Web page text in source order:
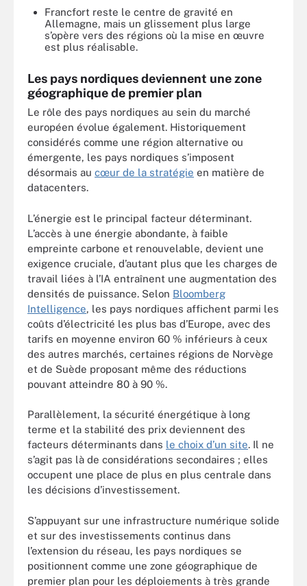
Francfort reste le centre de gravité en
Allemagne, mais un glissement plus large
s’opère vers des régions où la mise en œuvre
est plus réalisable.
Les pays nordiques deviennent une zone
géographique de premier plan
Le rôle des pays nordiques au sein du marché
européen évolue également. Historiquement
considérés comme une région alternative ou
émergente, les pays nordiques s’imposent
désormais au cœur de la stratégie en matière de
datacenters.
L’énergie est le principal facteur déterminant.
L’accès à une énergie abondante, à faible
empreinte carbone et renouvelable, devient une
exigence cruciale, d’autant plus que les charges de
travail liées à l’IA entraînent une augmentation des
densités de puissance. Selon Bloomberg
Intelligence, les pays nordiques affichent parmi les
coûts d’électricité les plus bas d’Europe, avec des
tarifs en moyenne environ 60 % inférieurs à ceux
des autres marchés, certaines régions de Norvège
et de Suède proposant même des réductions
pouvant atteindre 80 à 90 %.
Parallèlement, la sécurité énergétique à long
terme et la stabilité des prix deviennent des
facteurs déterminants dans le choix d’un site. Il ne
s’agit pas là de considérations secondaires ; elles
occupent une place de plus en plus centrale dans
les décisions d’investissement.
S’appuyant sur une infrastructure numérique solide
et sur des investissements continus dans
l’extension du réseau, les pays nordiques se
positionnent comme une zone géographique de
premier plan pour les déploiements à très grande